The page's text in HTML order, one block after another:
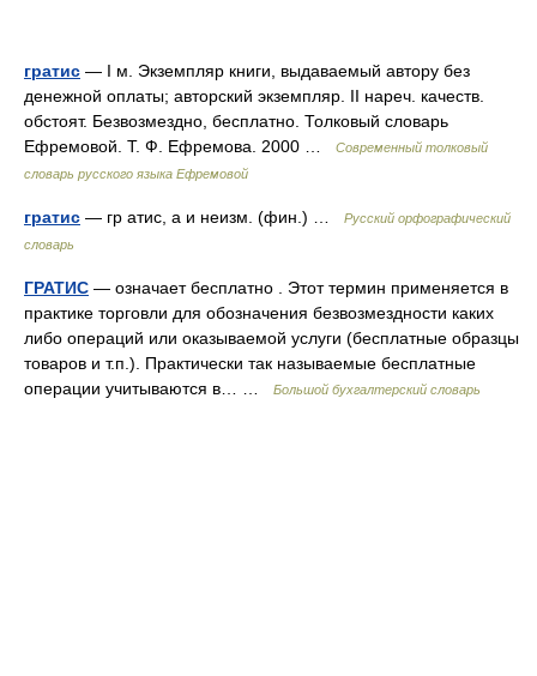
гратис — I м. Экземпляр книги, выдаваемый автору без
денежной оплаты; авторский экземпляр. II нареч. качеств.
обстоят. Безвозмездно, бесплатно. Толковый словарь
Ефремовой. Т. Ф. Ефремова. 2000 …
Современный толковый
словарь русского языка Ефремовой
гратис — гр атис, а и неизм. (фин.) …
Русский орфографический
словарь
ГРАТИС — означает бесплатно . Этот термин применяется в
практике торговли для обозначения безвозмездности каких
либо операций или оказываемой услуги (бесплатные образцы
товаров и т.п.). Практически так называемые бесплатные
операции учитываются в… …
Большой бухгалтерский словарь